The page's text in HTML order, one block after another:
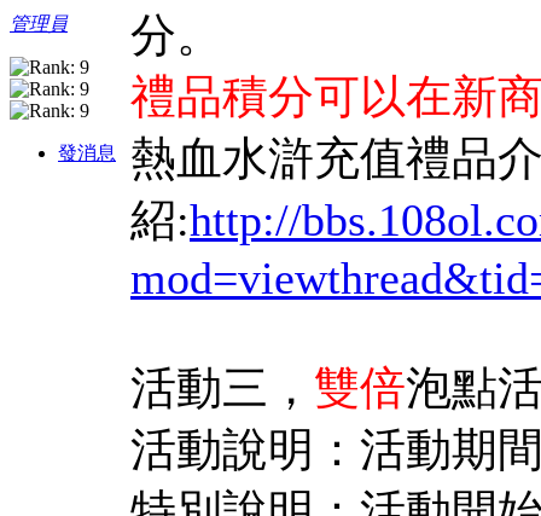
管理員
發消息
分。
禮品積分可以在新
熱血水滸充值禮品
紹:http://
活動三， 雙倍泡點
活動說明：活動期